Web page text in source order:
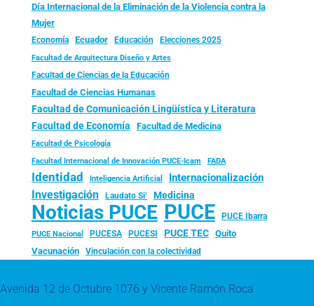
Día Internacional de la Eliminación de la Violencia contra la
Mujer
Economía Ecuador Educación Elecciones 2025
Facultad de Arquitectura Diseño y Artes
Facultad de Ciencias de la Educación
Facultad de Ciencias Humanas
Facultad de Comunicación Lingüística y Literatura
Facultad de Economía Facultad de Medicina
Facultad de Psicología
Facultad Internacional de Innovación PUCE-Icam FADA
Identidad Inteligencia Artificial Internacionalización
Investigación Laudato Si’ Medicina
Noticias PUCE PUCE PUCE Ibarra
PUCE Nacional PUCESA PUCESI PUCE TEC
Quito
Vacunación
Vinculación con la colectividad
Avenida 12 de Octubre 1076 y Vicente Ramón Roca